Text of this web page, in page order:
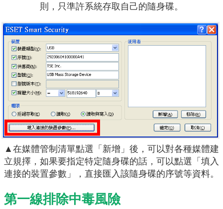
則，只準許系統存取自己的隨身碟。
▲在媒體管制清單點選「新增」後，可以對各種媒體建
立規擇，如果要指定特定隨身碟的話，可以點選「填入
連接的裝置參數」，直接匯入該隨身碟的序號等資料。
第一線排除中毒風險